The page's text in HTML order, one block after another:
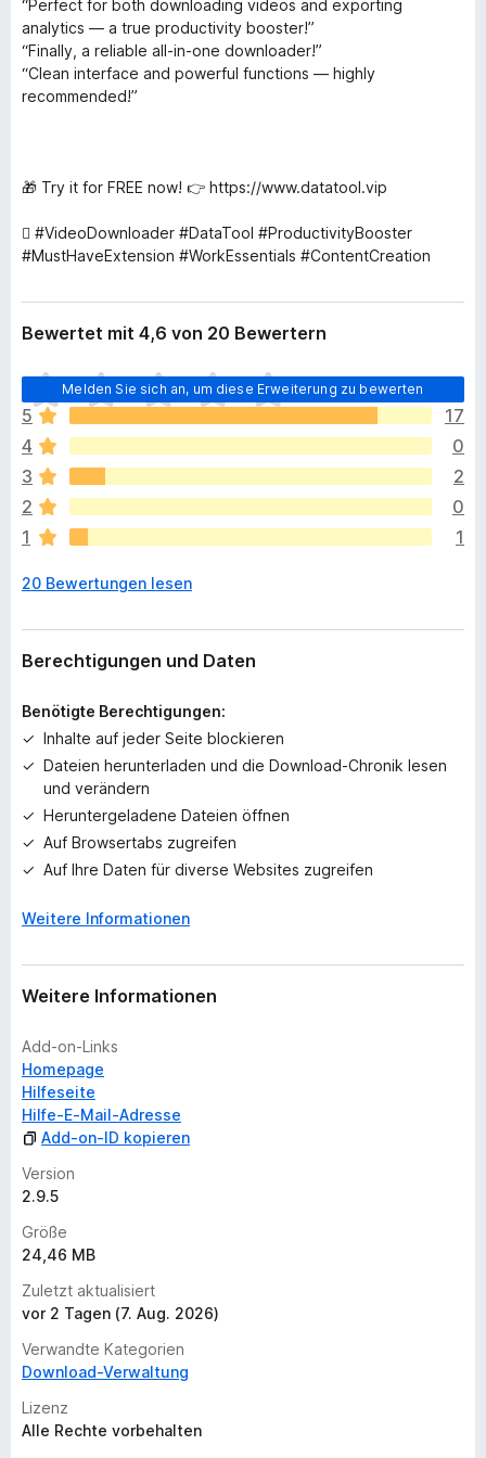
“Perfect for both downloading videos and exporting
analytics — a true productivity booster!”
“Finally, a reliable all-in-one downloader!”
“Clean interface and powerful functions — highly
recommended!”
🎁 Try it for FREE now! 👉 https://www.datatool.vip
️⃣ #VideoDownloader #DataTool #ProductivityBooster
#MustHaveExtension #WorkEssentials #ContentCreation
Bewertet mit 4,6 von 20 Bewertern
Melden Sie sich an, um diese Erweiterung zu bewerten
E
s
l
i
e
g
e
n
o
h
k
i
e
B
w
e
n
n
o
r
5
17
4
0
3
2
2
0
1
1
20 Bewertungen lesen
Berechtigungen und Daten
Benötigte Berechtigungen:
Inhalte auf jeder Seite blockieren
Dateien herunterladen und die Download-Chronik lesen
und verändern
Heruntergeladene Dateien öffnen
Auf Browsertabs zugreifen
Auf Ihre Daten für diverse Websites zugreifen
Weitere Informationen
Weitere Informationen
Add-on-Links
Homepage
Hilfeseite
Hilfe-E-Mail-Adresse
Add-on-ID kopieren
Version
2.9.5
Größe
24,46 MB
Zuletzt aktualisiert
vor 2 Tagen (7. Aug. 2026)
Verwandte Kategorien
Download-Verwaltung
Lizenz
Alle Rechte vorbehalten